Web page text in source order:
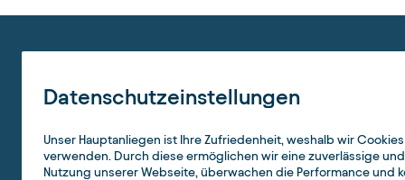
Datenschutzeinstellungen
Unser Hauptanliegen ist Ihre Zufriedenheit, weshalb wir Cookies
verwenden. Durch diese ermöglichen wir eine zuverlässige
Nutzung unserer Webseite, überwachen die Performance und